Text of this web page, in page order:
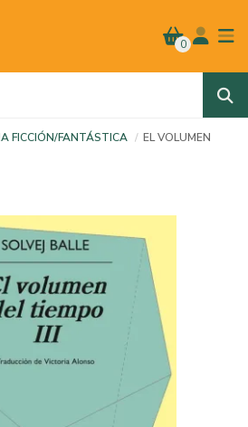
0
FICCIÓN/FANTÁSTICA
EL VOLUMEN